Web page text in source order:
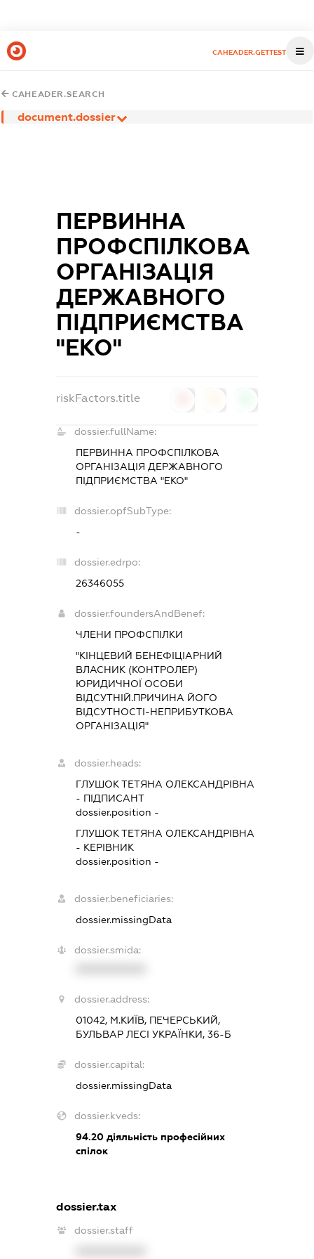
CAHEADER.GETTEST
CAHEADER.SEARCH
document.dossier
ПЕРВИННА
ПРОФСПІЛКОВА
ОРГАНІЗАЦІЯ
ДЕРЖАВНОГО
ПІДПРИЄМСТВА
"ЕКО"
riskFactors.title
dossier.fullName:
ПЕРВИННА ПРОФСПІЛКОВА
ОРГАНІЗАЦІЯ ДЕРЖАВНОГО
ПІДПРИЄМСТВА "ЕКО"
dossier.opfSubType:
-
dossier.edrpo:
26346055
dossier.foundersAndBenef:
ЧЛЕНИ ПРОФСПІЛКИ
"КІНЦЕВИЙ БЕНЕФІЦІАРНИЙ
ВЛАСНИК (КОНТРОЛЕР)
ЮРИДИЧНОЇ ОСОБИ
ВІДСУТНІЙ.ПРИЧИНА ЙОГО
ВІДСУТНОСТІ-НЕПРИБУТКОВА
ОРГАНІЗАЦІЯ"
dossier.heads:
ГЛУШОК ТЕТЯНА ОЛЕКСАНДРІВНА
- ПІДПИСАНТ
dossier.position -
ГЛУШОК ТЕТЯНА ОЛЕКСАНДРІВНА
- КЕРІВНИК
dossier.position -
dossier.beneficiaries:
dossier.missingData
dossier.smida:
dossier.address:
01042, М.КИЇВ, ПЕЧЕРСЬКИЙ,
БУЛЬВАР ЛЕСІ УКРАЇНКИ, 36-Б
dossier.capital:
dossier.missingData
dossier.kveds:
94.20діяльність професійних
спілок
dossier.tax
dossier.staff